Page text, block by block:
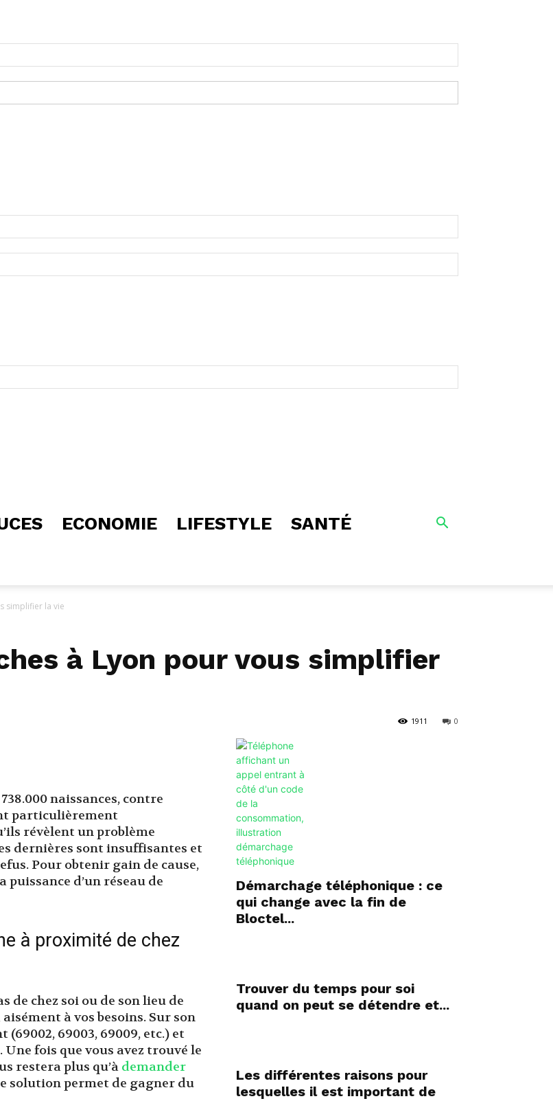
ECONOMIE LIFESTYLE
SANTÉ
simplifier la vie
à Lyon pour vous simplifier
0
1911
naissances, contre
particulièrement
révèlent un problème
dernières sont insuffisantes et
Pour obtenir gain de cause,
d’un réseau de
à proximité de chez
de chez soi ou de son lieu de
à vos besoins. Sur son
69003, 69009, etc.) et
fois que vous avez trouvé le
restera plus qu’à demander
solution permet de gagner du
Démarchage téléphonique : ce
qui change avec la fin de
Bloctel...
Trouver du temps pour soi
quand on peut se détendre et...
Les différentes raisons pour
lesquelles il est important de